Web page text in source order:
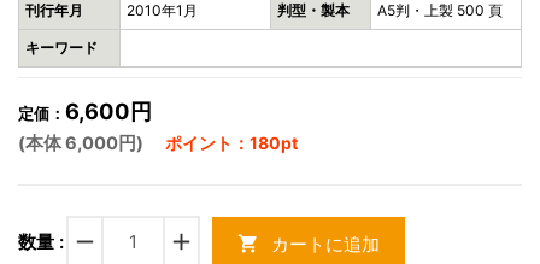
刊行年月 2010年1月 判型・製本 A5判・上製 500 頁
キーワード
定価： 6,600円
(本体 6,000円) ポイント：180pt
数量 : remove add shopping_cart カートに追加